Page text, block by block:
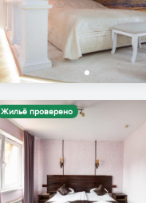
Жильё проверено